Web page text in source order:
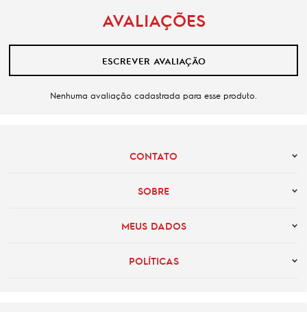
AVALIAÇÕES
ESCREVER AVALIAÇÃO
Nenhuma avaliação cadastrada para esse produto.
CONTATO
SOBRE
MEUS DADOS
POLÍTICAS